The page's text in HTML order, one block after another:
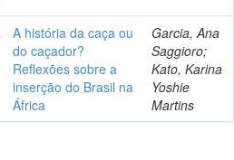
A história da caça ou
do caçador?
Reflexões sobre a
inserção do Brasil na
África
Garcia, Ana
Saggioro;
Kato, Karina
Yoshie
Martins